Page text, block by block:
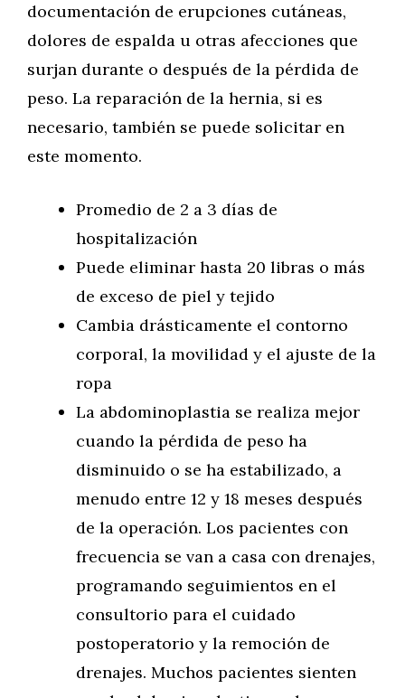
documentación de erupciones cutáneas,
dolores de espalda u otras afecciones que
surjan durante o después de la pérdida de
peso. La reparación de la hernia, si es
necesario, también se puede solicitar en
este momento.
Promedio de 2 a 3 días de
hospitalización
Puede eliminar hasta 20 libras o más
de exceso de piel y tejido
Cambia drásticamente el contorno
corporal, la movilidad y el ajuste de la
ropa
La abdominoplastia se realiza mejor
cuando la pérdida de peso ha
disminuido o se ha estabilizado, a
menudo entre 12 y 18 meses después
de la operación. Los pacientes con
frecuencia se van a casa con drenajes,
programando seguimientos en el
consultorio para el cuidado
postoperatorio y la remoción de
drenajes. Muchos pacientes sienten